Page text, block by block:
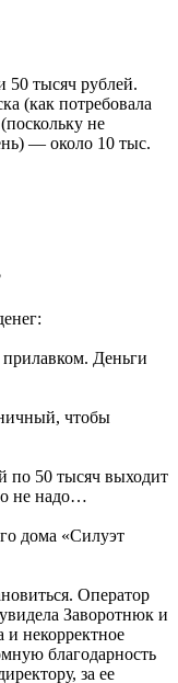
50 тысяч рублей.
(как потребовала
не
— около 10 тыс.
Деньги
чтобы
по 50 тысяч выходит
не надо…
дома «Силуэт
Оператор
Заворотнюк и
некорректное
благодарность
за ее